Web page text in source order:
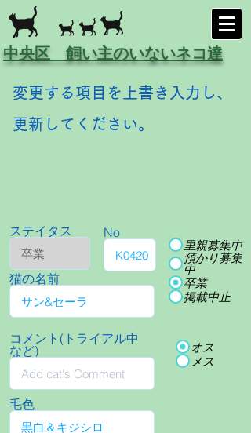
中央区 飼い主のいないネコ達
変更する項目を上書き入力し、
更新してください。
ステイタス No
猫の名前
里親募集中
預かり募集
中
卒業
掲載中止
コメント(トライアル中
など)
オス
メス
毛色